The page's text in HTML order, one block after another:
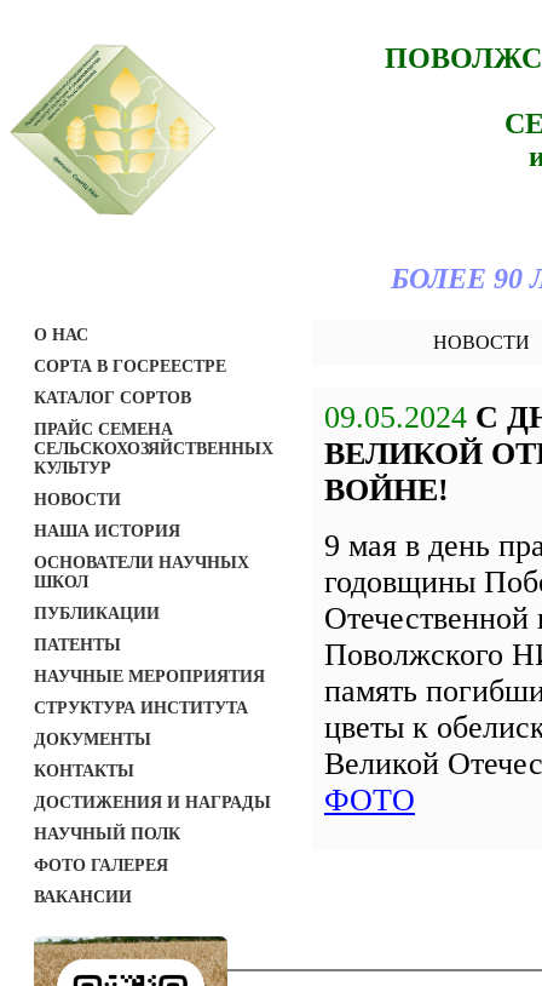
БОЛЕЕ
О НАС
СОРТА В ГОСРЕЕСТРЕ
КАТАЛОГ СОРТОВ
ПРАЙС СЕМЕНА
СЕЛЬСКОХОЗЯЙСТВЕННЫХ
КУЛЬТУР
НОВОСТИ
НАША ИСТОРИЯ
ОСНОВАТЕЛИ НАУЧНЫХ
ШКОЛ
ПУБЛИКАЦИИ
ПАТЕНТЫ
НАУЧНЫЕ МЕРОПРИЯТИЯ
СТРУКТУРА ИНСТИТУТА
ДОКУМЕНТЫ
КОНТАКТЫ
ДОСТИЖЕНИЯ И НАГРАДЫ
НАУЧНЫЙ ПОЛК
ФОТО ГАЛЕРЕЯ
ВАКАНСИИ
НОВОСТИ
09.05.2024 С
ВЕЛИКОЙ
ВОЙНЕ!
9 мая в день
годовщины
Отечественной
Поволжского
память
цветы к
Великой
ФОТО